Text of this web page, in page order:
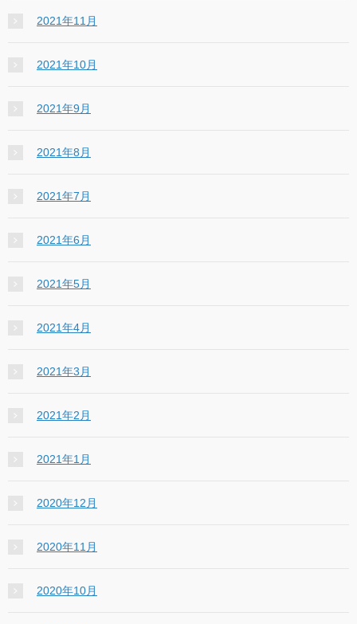
2021年11月
2021年10月
2021年9月
2021年8月
2021年7月
2021年6月
2021年5月
2021年4月
2021年3月
2021年2月
2021年1月
2020年12月
2020年11月
2020年10月